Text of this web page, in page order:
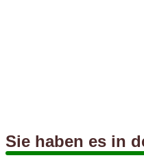
Sie haben es in